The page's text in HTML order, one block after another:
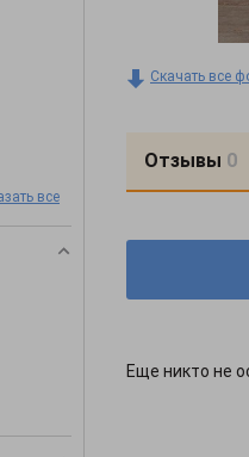
все
Скачать все
Отзывы 0
Еще никто не